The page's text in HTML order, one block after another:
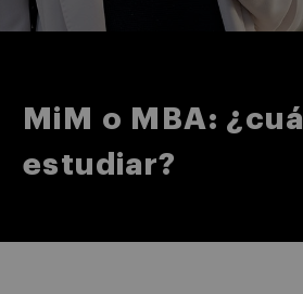
MiM o MBA: ¿cuál
estudiar?